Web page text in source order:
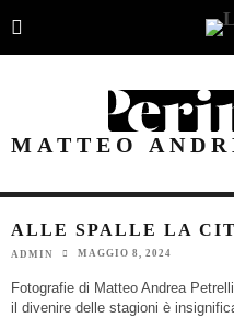
MATTEO
ALLE SPALLE LA
ADMIN MAGGIO 8, 2024
Fotografie di Matteo Andrea
il divenire delle stagioni è